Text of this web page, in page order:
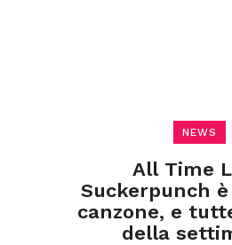
NEWS
All Time
Suckerpunch
canzone, e
della